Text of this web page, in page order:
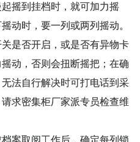
摇到挂档时，就可加力摇
动时，要一列或两列摇动。
是否开启，或是否有异物卡
动，否则会扭断摇把；在确
法自行解决时可打电话到采
求密集柜厂家派专员检查维
案取阅工作后，确定每列锁